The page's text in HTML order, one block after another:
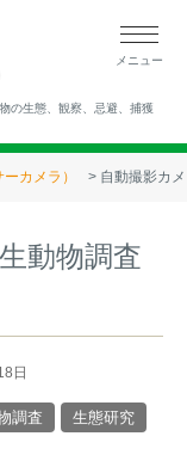
の生態、観察、忌避、捕獲
メニュー
カメラ） 自動撮影カ
動物調査
日
調査
生態研究